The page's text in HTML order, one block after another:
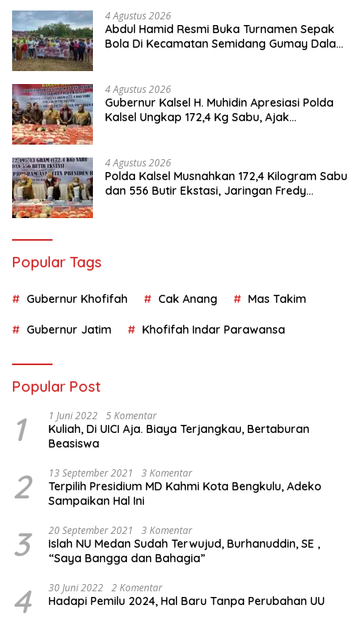
4 Agustus 2026
Abdul Hamid Resmi Buka Turnamen Sepak
Bola Di Kecamatan Semidang Gumay Dalam
4 Agustus 2026
Gubernur Kalsel H. Muhidin Apresiasi Polda
Kalsel Ungkap 172,4 Kg Sabu, Ajak
4 Agustus 2026
Polda Kalsel Musnahkan 172,4 Kilogram Sabu
dan 556 Butir Ekstasi, Jaringan Fredy
Popular Tags
Gubernur Khofifah Cak Anang Mas Takim
Gubernur Jatim Khofifah Indar Parawansa
Popular Post
1 1 Juni 2022 5 Komentar
Kuliah, Di UICI Aja. Biaya Terjangkau, Bertaburan
Beasiswa
2 13 September 2021 3 Komentar
Terpilih Presidium MD Kahmi Kota Bengkulu, Adeko
Sampaikan Hal Ini
3 20 September 2021 3 Komentar
Islah NU Medan Sudah Terwujud, Burhanuddin, SE ,
“Saya Bangga dan Bahagia”
4 30 Juni 2022 2 Komentar
Hadapi Pemilu 2024, Hal Baru Tanpa Perubahan UU